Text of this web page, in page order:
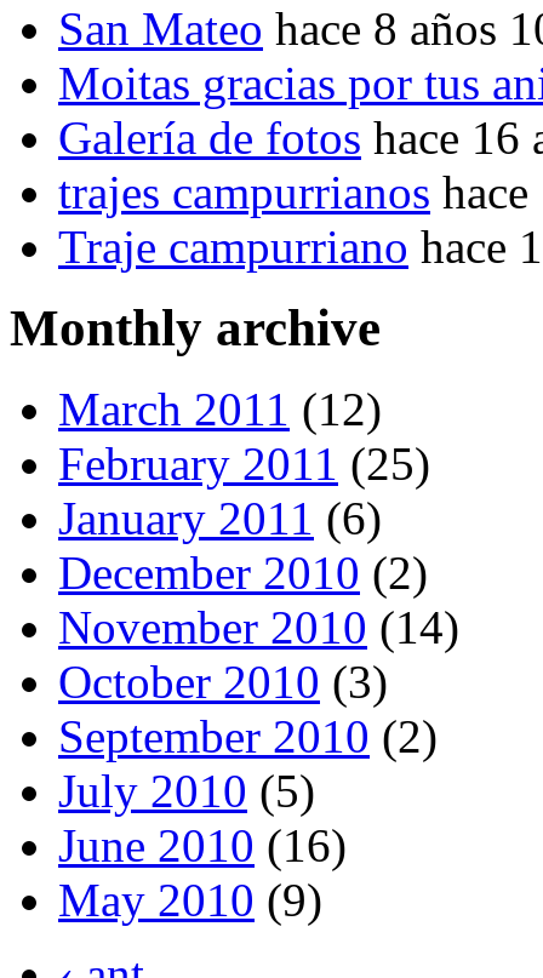
San Mateo hace 8 años
Moitas gracias por tus
Galería de fotos hace 16
trajes campurrianos
Traje campurriano hace
Monthly archive
March 2011 (12)
February 2011 (25)
January 2011 (6)
December 2010 (2)
November 2010 (14)
October 2010 (3)
September 2010 (2)
July 2010 (5)
June 2010 (16)
May 2010 (9)